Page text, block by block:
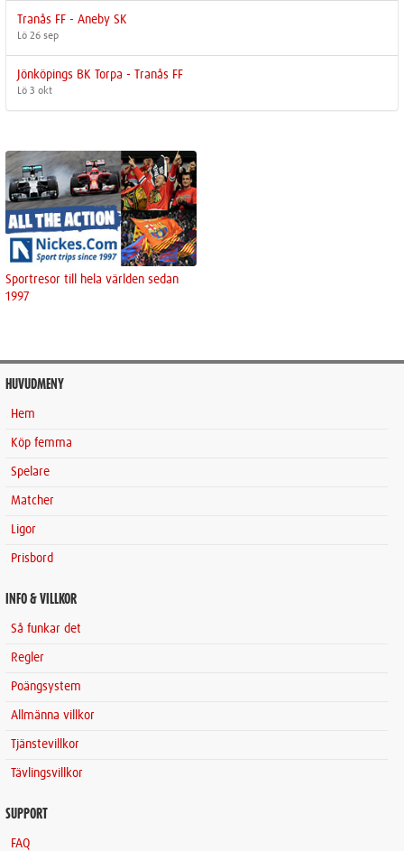
Tranås FF - Aneby SK
Lö 26 sep
Jönköpings BK Torpa - Tranås FF
Lö 3 okt
Sportresor till hela världen sedan
1997
HUVUDMENY
Hem
Köp femma
Spelare
Matcher
Ligor
Prisbord
INFO & VILLKOR
Så funkar det
Regler
Poängsystem
Allmänna villkor
Tjänstevillkor
Tävlingsvillkor
SUPPORT
FAQ